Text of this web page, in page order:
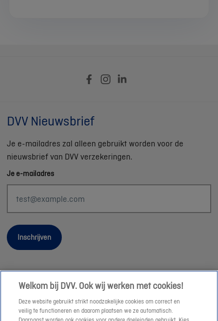
DVV Nieuwsbrief
Je e-mailadres zal alleen gebruikt worden voor de
nieuwsbrief van DVV verzekeringen.
Je e-mailadres
Inschrijven
Wettelijke informatie
Duurzaamheid
Welkom bij DVV. Ook wij werken met cookies!
Deze website gebruikt strikt noodzakelijke cookies om correct en
veilig te functioneren en daarom plaatsen we ze automatisch.